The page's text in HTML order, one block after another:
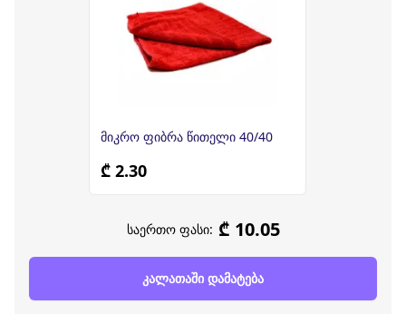
მიკრო ფიბრა წითელი 40/40
₾ 2.30
საერთო ფასი: ₾ 10.05
კალათაში დამატება